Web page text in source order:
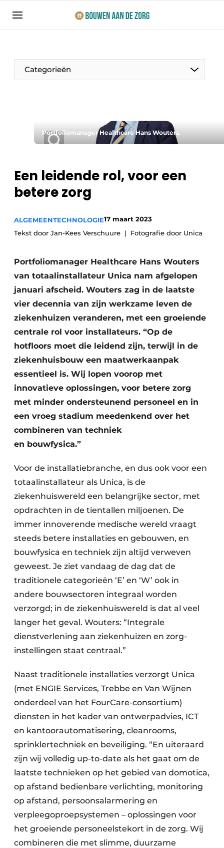
Aanmelden
Bedrijven
Bouwen aan de Zorg | Vakblad over bouw en
Evenement aanmelden
Jubileumboek
Meest gelezen
Podcasts
Vacature aanmelden
Vacatures
Categorieën
Evenementen
Ziekenhuizen
Privéklinieken
Laboratoria
Portfoliomanager Healthcare Hans Wouters.
Een leidende rol, voor een
betere zorg
ALGEMEENTECHNOLOGIE17 maart 2023
Tekst door Jan-Kees Verschuure
Fotografie door Unica
Portfoliomanager Healthcare Hans Wouters
van totaalinstallateur Unica nam afgelopen
januari afscheid. Wouters zag in de laatste
vier decennia van zijn werkzame leven de
ziekenhuizen veranderen, met een groeiende
centrale rol voor installateurs. “Op de
hotfloors moet die leidend zijn, terwijl in de
ziekenhuisbouw een maatwerkaanpak
essentieel is. Wij lopen voorop met
innovatieve oplossingen, voor betere zorg
met minder ondersteunend personeel en in
een vroeg stadium meedenkend over het
combineren van techniek
en bouwfysica.”
Voor de installatiebranche, en dus ook voor een
totaalinstallateur als Unica, is de
ziekenhuiswereld een belangrijke sector, met
opdrachten in de tientallen miljoenen. De
immer innoverende medische wereld vraagt
steeds betere installaties en gebouwen, en
bouwfysica en techniek zijn altijd verweven
geweest. Je ziet vandaag de dag dat de
traditionele categorieën ‘E’ en ‘W’ ook in
andere bouwsectoren integraal worden
verzorgd; in de ziekenhuiswereld is dat al veel
langer het geval. Wouters: “Integrale
dienstverlening aan ziekenhuizen en zorg­
instellingen staat centraal.”
Naast traditionele installaties verzorgt Unica
(met ENGIE Services, Trebbe en Van Wijnen
onderdeel van het FourCare-consortium)
diensten in het kader van ontwerpadvies, ICT
en kantoorautomatisering, cleanrooms,
sprinklertechniek en beveiliging. “En uiteraard
zijn wij volledig up-to-date als het gaat om de
laatste technieken op het gebied van domotica,
op afstand bedienbare verlichting, monitoring
op afstand, persoonsalarmering en
verpleegoproepsystemen – oplossingen voor
het groeiende personeelstekort in de zorg. Wij
combineren die met slimme, duurzame